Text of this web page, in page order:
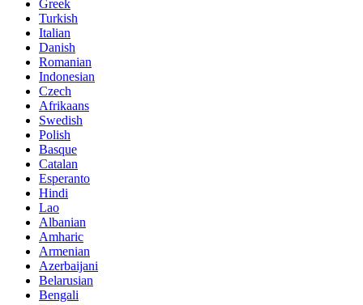
Greek
Turkish
Italian
Danish
Romanian
Indonesian
Czech
Afrikaans
Swedish
Polish
Basque
Catalan
Esperanto
Hindi
Lao
Albanian
Amharic
Armenian
Azerbaijani
Belarusian
Bengali